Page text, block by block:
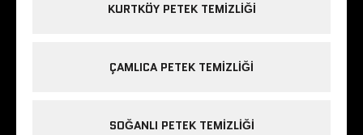
KURTKÖY PETEK TEMIZLIĞI
ÇAMLICA PETEK TEMIZLIĞI
SOĞANLI PETEK TEMIZLIĞI